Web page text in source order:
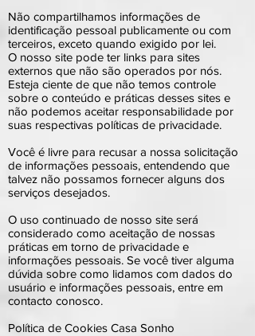
Não compartilhamos informações de
identificação pessoal publicamente ou com
terceiros, exceto quando exigido por lei.
O nosso site pode ter links para sites
externos que não são operados por nós.
Esteja ciente de que não temos controle
sobre o conteúdo e práticas desses sites e
não podemos aceitar responsabilidade por
suas respectivas políticas de privacidade.
Você é livre para recusar a nossa solicitação
de informações pessoais, entendendo que
talvez não possamos fornecer alguns dos
serviços desejados.
O uso continuado de nosso site será
considerado como aceitação de nossas
práticas em torno de privacidade e
informações pessoais. Se você tiver alguma
dúvida sobre como lidamos com dados do
usuário e informações pessoais, entre em
contacto conosco.
Política de Cookies Casa Sonho